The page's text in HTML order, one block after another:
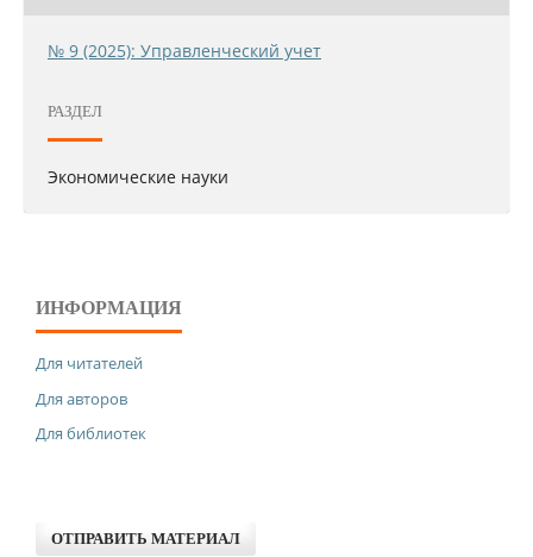
№ 9 (2025): Управленческий учет
РАЗДЕЛ
Экономические науки
ИНФОРМАЦИЯ
Для читателей
Для авторов
Для библиотек
ОТПРАВИТЬ МАТЕРИАЛ